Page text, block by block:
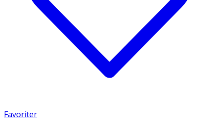
Favoriter